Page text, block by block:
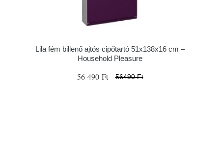
Lila fém billenő ajtós cipőtartó 51x138x16 cm –
Household Pleasure
56 490 Ft 56490 Ft